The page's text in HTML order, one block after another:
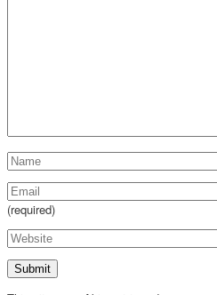
(required)